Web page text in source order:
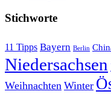
Stichworte
11 Tipps Bayern Berlin
Niedersachsen
Weihnachten Winter